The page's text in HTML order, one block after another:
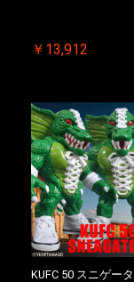
￥13,912
KUFC 50 スニゲー